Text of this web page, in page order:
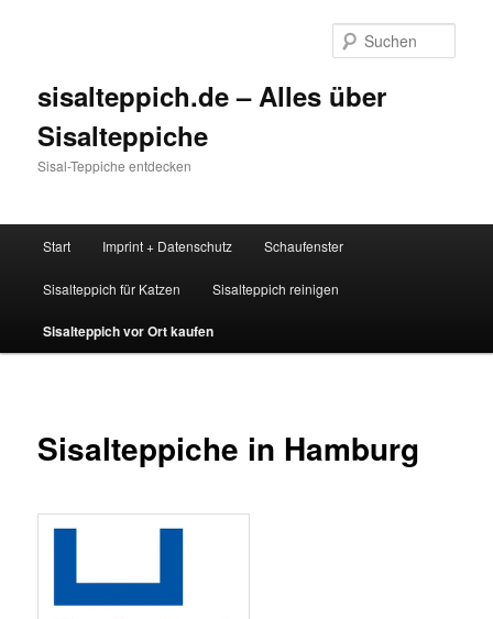
sisalteppich.de – Alles über
Sisalteppiche
Sisal-Teppiche entdecken
Start Imprint + Datenschutz Schaufenster
Sisalteppich für Katzen Sisalteppich reinigen
Sisalteppich vor Ort kaufen
Sisalteppiche in Hamburg